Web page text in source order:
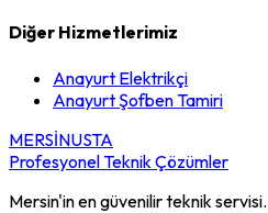
Diğer Hizmetlerimiz
Anayurt Elektrikçi
AnayurtŞofben Tamiri
MERSİNUSTA
Profesyonel Teknik Çözümler
Mersin'in en güvenilir teknik